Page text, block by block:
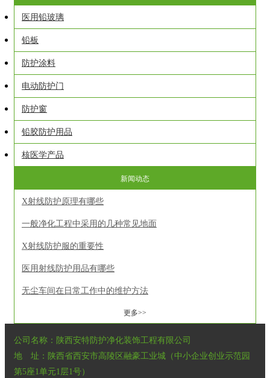
医用铅玻璃
铅板
防护涂料
电动防护门
防护窗
铅胶防护用品
核医学产品
新闻动态
X射线防护原理有哪些
一般净化工程中采用的几种常见地面
X射线防护服的重要性
医用射线防护用品有哪些
无尘车间在日常工作中的维护方法
更多>>
公司名称：陕西安特防护净化装饰工程有限公司
地 址：陕西省西安市高陵区融豪工业城（中小企业创业示范园
第5座1单元1层1号）